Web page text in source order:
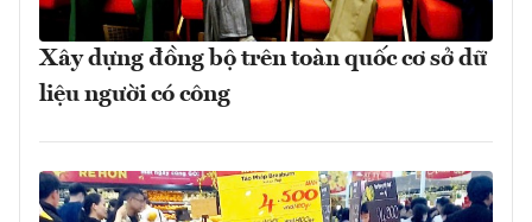
Xây dựng đồng bộ trên toàn quốc cơ sở dữ
liệu người có công